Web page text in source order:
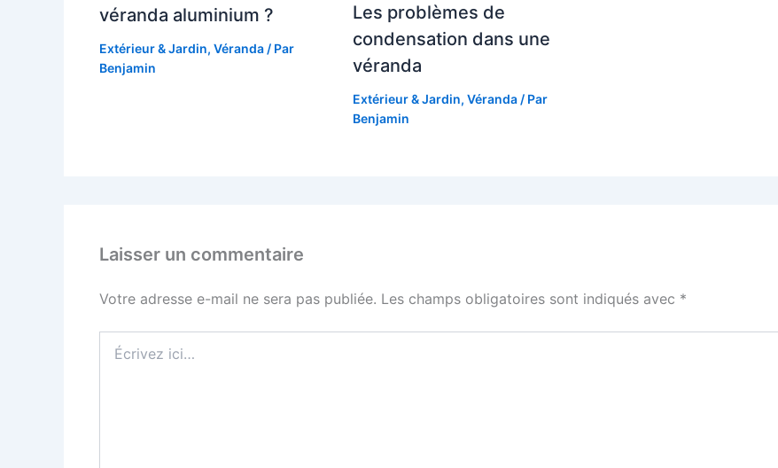
véranda aluminium ?
Extérieur & Jardin, Véranda / Par
Benjamin
Les problèmes de
condensation dans une
véranda
Extérieur & Jardin,Véranda / Par
Benjamin
Laisser un commentaire
Votre adresse e-mail ne sera pas publiée. Les champs obligatoires sont indiqués avec *
ici…